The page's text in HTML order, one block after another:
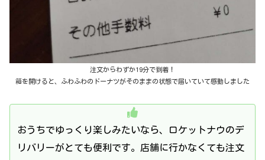
注文からわずか19分で到着！
箱を開けると、ふわふわのドーナツがそのままの状態で届いていて感動しました
おうちでゆっくり楽しみたいなら、ロケットナウのデ
リバリーがとても便利です。店舗に行かなくても注文